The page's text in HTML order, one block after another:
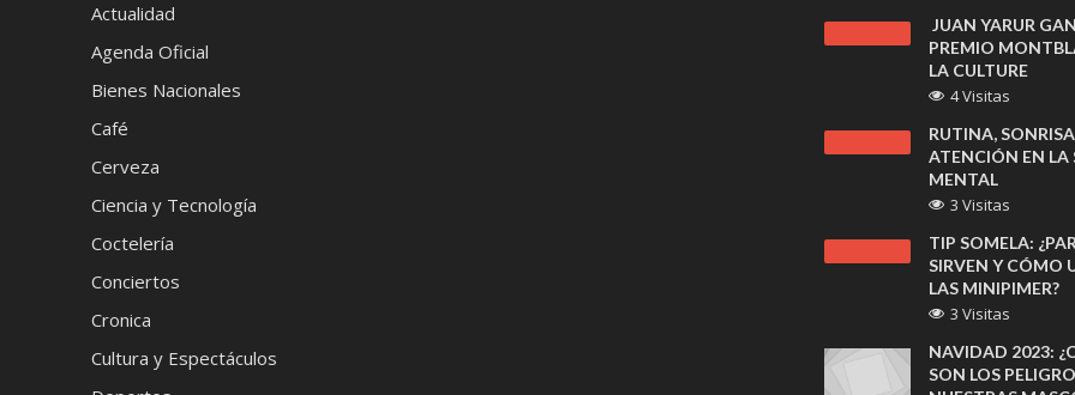
Actualidad
Agenda Oficial
Bienes Nacionales
Café
Cerveza
Ciencia y Tecnología
Coctelería
Conciertos
Cronica
Cultura y Espectáculos
JUAN YARUR
PREMIO
LA CULTURE
4 Visitas
RUTINA,
ATENCIÓN EN LA
MENTAL
3 Visitas
TIP SOMELA:
SIRVEN Y CÓMO
LAS MINIPIMER?
3 Visitas
NAVIDAD 2023:
SON LOS